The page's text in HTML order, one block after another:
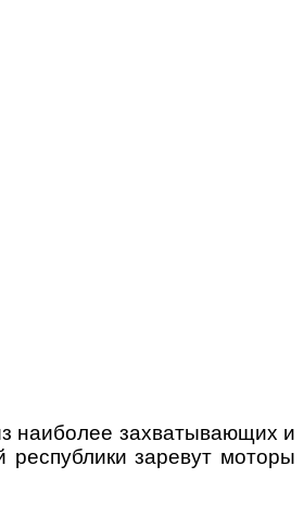
наиболее захватывающих и
заревут моторы